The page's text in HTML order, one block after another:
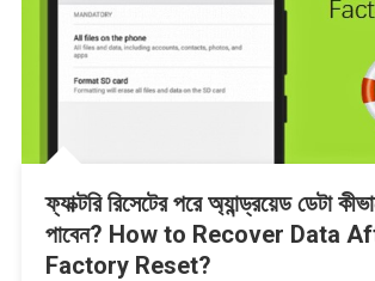
ফ্যাক্টরি রিসেটের পরে অ্যান্ড্রয়েড ডেটা
পাবেন? How to Recover Data
Factory Reset?